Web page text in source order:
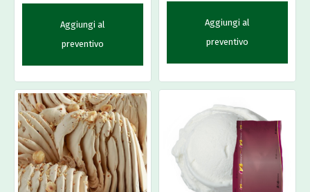
Aggiungi al
preventivo
Aggiungi al
preventivo